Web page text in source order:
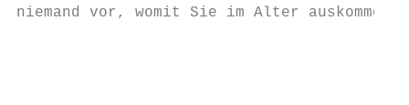
niemand vor, womit Sie im Alter auskommen